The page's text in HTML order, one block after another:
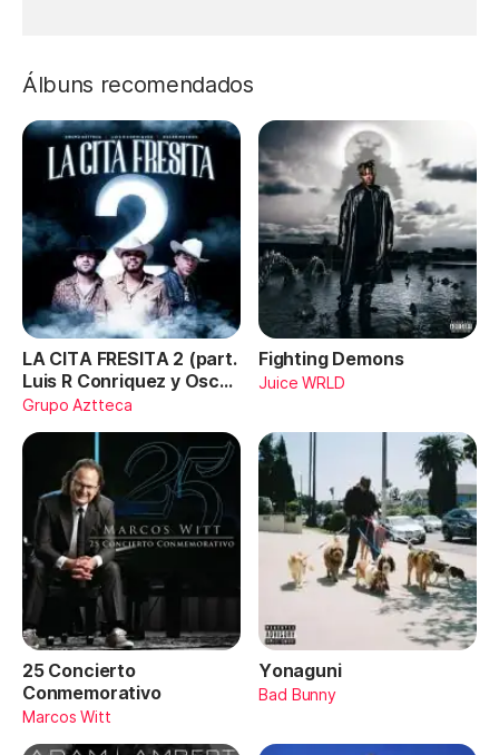
Álbuns recomendados
LA CITA FRESITA 2 (part.
Luis R Conriquez y Oscar
Maydon)
Grupo Aztteca
Fighting Demons
Juice WRLD
25 Concierto
Conmemorativo
Marcos Witt
Yonaguni
Bad Bunny